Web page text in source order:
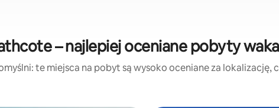
– najlepiej oceniane pobyty
te miejsca na pobyt są wysoko oceniane za lokalizację,